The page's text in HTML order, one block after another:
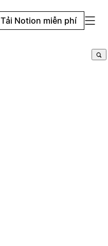
Tải Notion miễn phí